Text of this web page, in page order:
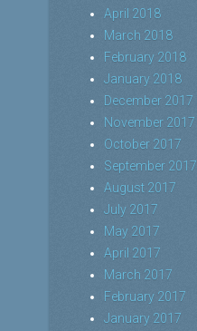
April 2018
March 2018
February 2018
January 2018
December 2017
November 2017
October 2017
September 2017
August 2017
July 2017
May 2017
April 2017
March 2017
February 2017
January 2017